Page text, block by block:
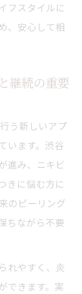
フスタイルに
、安心して相
継続の重要
う新しいアプ
います。渋谷
進み、ニキビ
きに悩む方に
のピーリング
ちながら不要
れやすく、炎
できます。実